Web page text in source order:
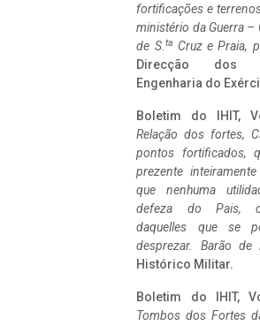
fortificações e
ministério da Guerra –
de S. ta Cruz e Praia,
Direcção dos
Engenharia do
Boletim do IHIT,
Relação dos fortes,
pontos fortificados,
prezente
que nenhuma
defeza do Pais,
daquelles que se
desprezar. Barão de
Histórico Militar.
Boletim do IHIT,
Tombos dos Fortes